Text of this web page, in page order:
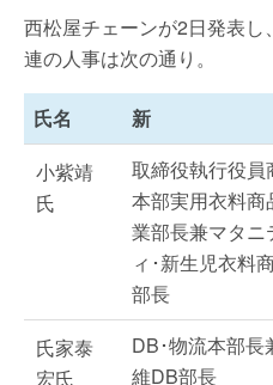
西松屋チェーンが2日発表
連の人事は次の通り。
氏名 新
小紫靖
氏
取締役執行役員
本部実用衣料商
業部長兼マタニ
ィ･新生児衣料
部長
氏家泰
宏氏
DB･物流本部長
維DB部長